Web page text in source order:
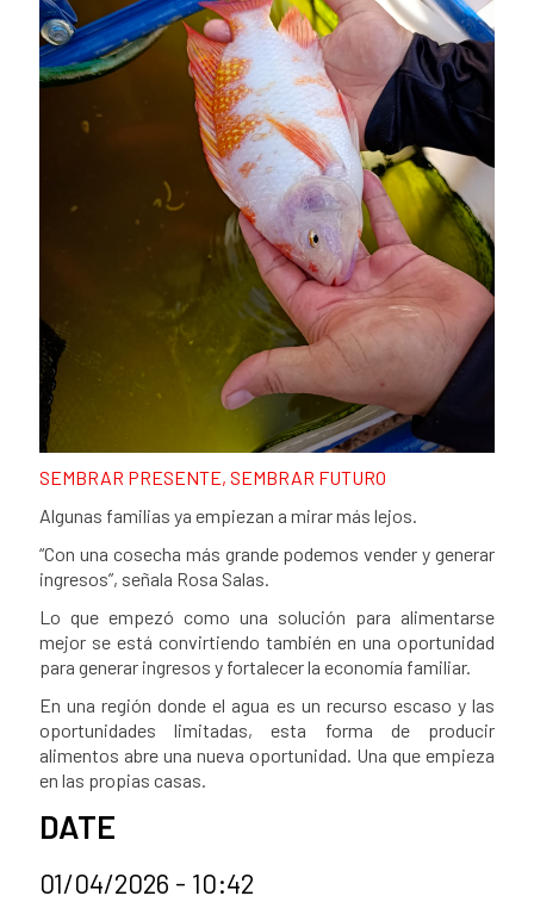
SEMBRAR PRESENTE, SEMBRAR FUTURO
Algunas familias ya empiezan a mirar más lejos.
“Con una cosecha más grande podemos vender y generar
ingresos”, señala Rosa Salas.
Lo que empezó como una solución para alimentarse
mejor se está convirtiendo también en una oportunidad
para generar ingresos y fortalecer la economía familiar.
En una región donde el agua es un recurso escaso y las
oportunidades limitadas, esta forma de producir
alimentos abre una nueva oportunidad. Una que empieza
en las propias casas.
DATE
01/04/2026 - 10:42